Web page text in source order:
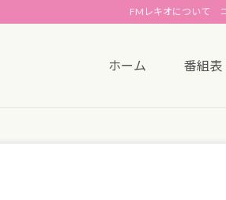
FMレキオについて
ホーム 番組表